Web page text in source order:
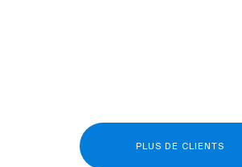
PLUS DE CLIENTS